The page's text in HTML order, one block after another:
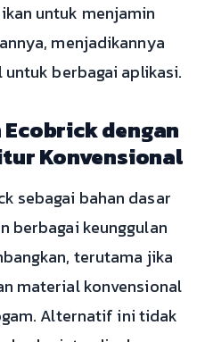
untuk menjamin
menjadikannya
berbagai aplikasi.
dengan
Konvensional
sebagai bahan dasar
berbagai keunggulan
terutama jika
material konvensional
Alternatif ini tidak